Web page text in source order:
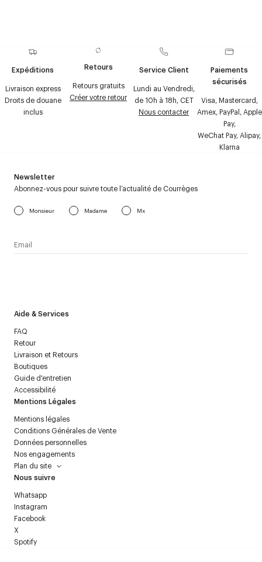
Expéditions
Livraison express
Droits de douane
inclus
Retours
Retours gratuits
Créer votre retour
Service Client
Lundi au Vendredi,
de 10h à 18h, CET
Nous contacter
Paiements
sécurisés
Visa, Mastercard,
Amex, PayPal, Apple
Pay,
WeChat Pay, Alipay,
Klarna
Aide & Services
FAQ
Retour
Livraison et Retours
Boutiques
Guide d'entretien
Accessibilité
Mentions Légales
Mentions légales
Conditions Générales de Vente
Données personnelles
Nos engagements
Plan du site
Nous suivre
Whatsapp
Instagram
Facebook
X
Spotify
Newsletter
Abonnez-vous pour suivre toute l’actualité de Courrèges
Monsieur Madame Mx